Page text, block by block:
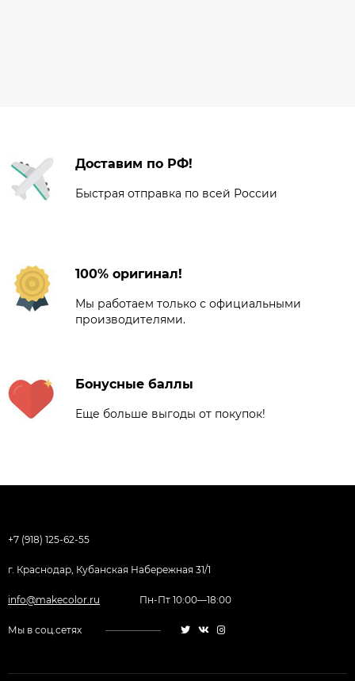
Доставим по РФ!
Быстрая отправка по всей России
100% оригинал!
Мы работаем только с официальными
производителями.
Бонусные баллы
Еще больше выгоды от покупок!
+7 (918) 125-62-55
г. Краснодар, Кубанская Набережная 31/1
info@makecolor.ru Пн-Пт 10:00—18:00
Мы в соц.сетях